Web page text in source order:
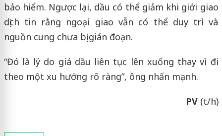
bảo hiểm. Ngược lại, dầu có thể giảm khi giới giao
dịch tin rằng ngoại giao vẫn có thể duy trì và
nguồn cung chưa bị gián đoạn.
“Đó là lý do giá dầu liên tục lên xuống thay vì đi
theo một xu hướng rõ ràng”, ông nhấn mạnh.
PV(t/h)